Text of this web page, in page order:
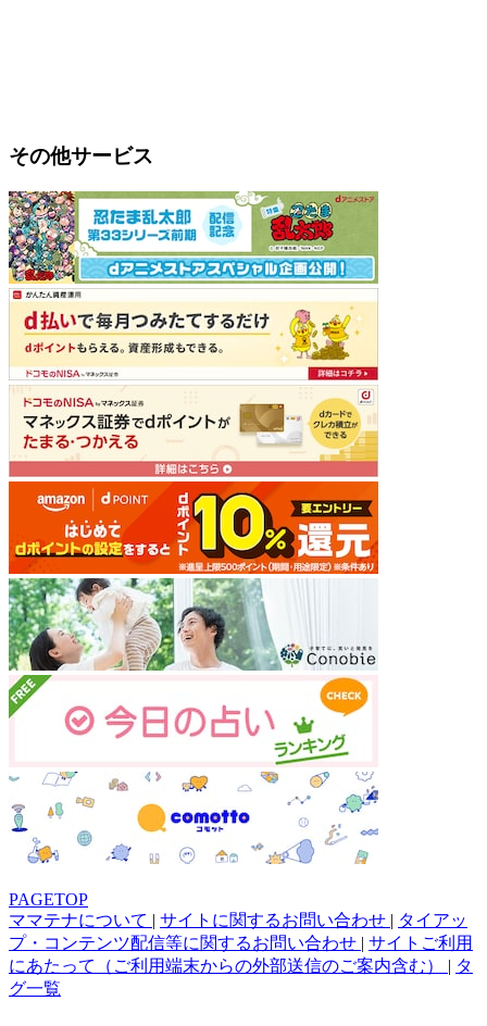
その他サービス
PAGETOP
ママテナについて | サイトに関するお問い合わせ | タイアッ
プ・コンテンツ配信等に関するお問い合わせ | サイトご利用
にあたって（ご利用端末からの外部送信のご案内含む） | タ
グ一覧